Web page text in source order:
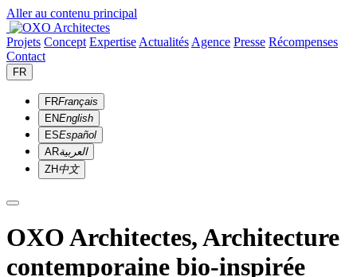
Aller au contenu principal
Projets Concept Expertise Actualités Agence Presse Récompenses
Contact
FR
FRFrançais
ENEnglish
ESEspañol
ARالعربية
ZH中文
OXO Architectes, Architecture
contemporaine bio-inspirée